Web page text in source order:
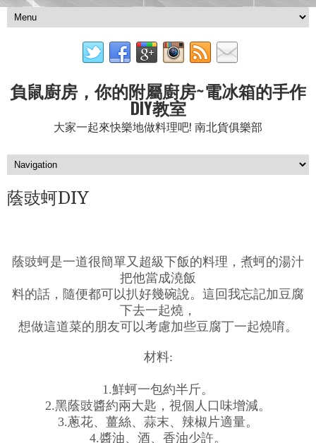
負鼠廚房，你的附屬廚房~電冰箱的手作
DIY教室
大家一起來快樂地做料理吧! 南北貨俱樂部
蔭豉蚵DIY
蔭豉蚵是一道很簡單又超級下飯的料理，煮蚵的湯汁
把他當成澆飯
料的話，隨便都可以扒好幾碗說。這回我忘記加豆腐
下去一起燒，
想做這道菜的朋友可以考慮加些豆腐丁一起燒唷。
材料:
1.鮮蚵一包約半斤。
2.黑蔭豉醬約兩大匙，視個人口味增減。
3.蔥花、薑絲、蒜末、辣椒片適量。
4.醬油、酒、香油少許。